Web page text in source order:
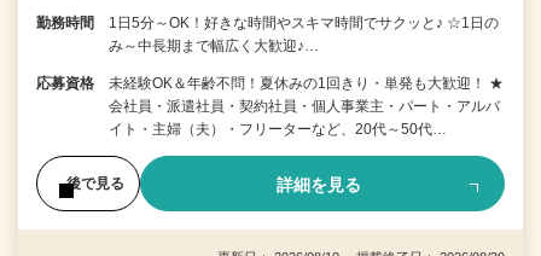
勤務時間
1日5分～OK！好きな時間やスキマ時間でサクッと♪ ☆1日の
み～中長期まで幅広く大歓迎♪…
応募資格
未経験OK＆年齢不問！夏休みの1回きり・単発も大歓迎！ ★
会社員・派遣社員・契約社員・個人事業主・パート・アルバ
イト・主婦（夫）・フリーターなど、20代～50代…
後で見る 詳細を見る